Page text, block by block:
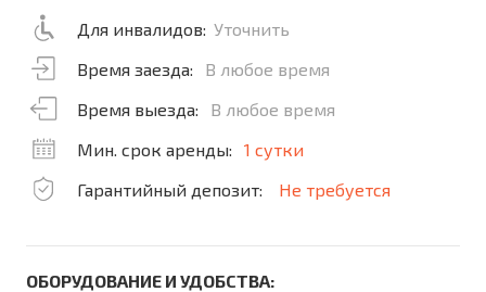
Для инвалидов: Уточнить
Время заезда:
В любое время
Время выезда:
В любое время
Мин. срок аренды:
1 сутки
Гарантийный депозит:
Не требуется
ОБОРУДОВАНИЕ И УДОБСТВА: